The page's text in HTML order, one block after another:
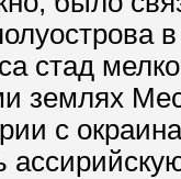
стад
землях
с